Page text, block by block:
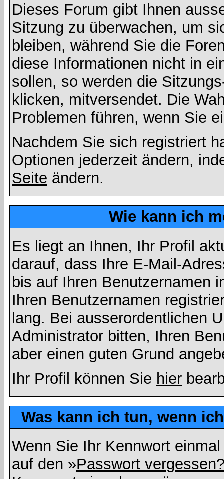
Dieses Forum gibt Ihnen
Sitzung zu überwachen, um
bleiben, während Sie die
diese Informationen nicht in
sollen, so werden die
klicken, mitversendet. Die
Problemen führen, wenn Sie
Nachdem Sie sich registriert
Optionen jederzeit ändern,
Seite ändern.
Wie kann ich
Es liegt an Ihnen, Ihr Profil
darauf, dass Ihre E-Mail-
bis auf Ihren Benutzernamen
Ihren Benutzernamen
lang. Bei ausserordentlichen
Administrator bitten, Ihren
aber einen guten Grund
Ihr Profil können Sie hier
Was kann ich tun, wenn
Wenn Sie Ihr Kennwort
auf den »Passwort